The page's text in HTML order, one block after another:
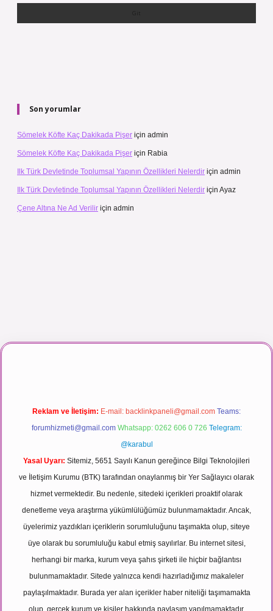
Son yorumlar
Sömelek Köfte Kaç Dakikada Pişer için admin
Sömelek Köfte Kaç Dakikada Pişer için Rabia
Ilk Türk Devletinde Toplumsal Yapının Özellikleri Nelerdir için admin
Ilk Türk Devletinde Toplumsal Yapının Özellikleri Nelerdir için Ayaz
Çene Altına Ne Ad Verilir için admin
izle
Reklam ve İletişim: E-mail: backlinkpaneli@gmail.com Teams:
forumhizmeti@gmail.com Whatsapp: 0262 606 0 726 Telegram:
@karabul
Yasal Uyarı: Sitemiz, 5651 Sayılı Kanun gereğince Bilgi Teknolojileri
ve İletişim Kurumu (BTK) tarafından onaylanmış bir Yer Sağlayıcı olarak
hizmet vermektedir. Bu nedenle, sitedeki içerikleri proaktif olarak
denetleme veya araştırma yükümlülüğümüz bulunmamaktadır. Ancak,
üyelerimiz yazdıkları içeriklerin sorumluluğunu taşımakta olup, siteye
üye olarak bu sorumluluğu kabul etmiş sayılırlar. Bu internet sitesi,
herhangi bir marka, kurum veya şahıs şirketi ile hiçbir bağlantısı
bulunmamaktadır. Sitede yalnızca kendi hazırladığımız makaleler
paylaşılmaktadır. Burada yer alan içerikler haber niteliği taşımamakta
olup, gerçek kurum ve kişiler hakkında paylaşım yapılmamaktadır.